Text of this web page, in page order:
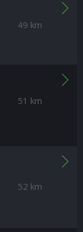
49 km
51 km
52 km